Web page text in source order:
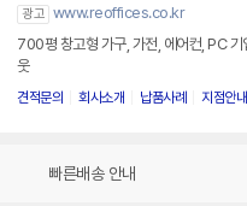
광고 www.reoffices.co.kr
700평 창고형 가구, 가전, 에어컨, PC
웃
견적문의 회사소개 납품사례 지점안내
빠른배송 안내